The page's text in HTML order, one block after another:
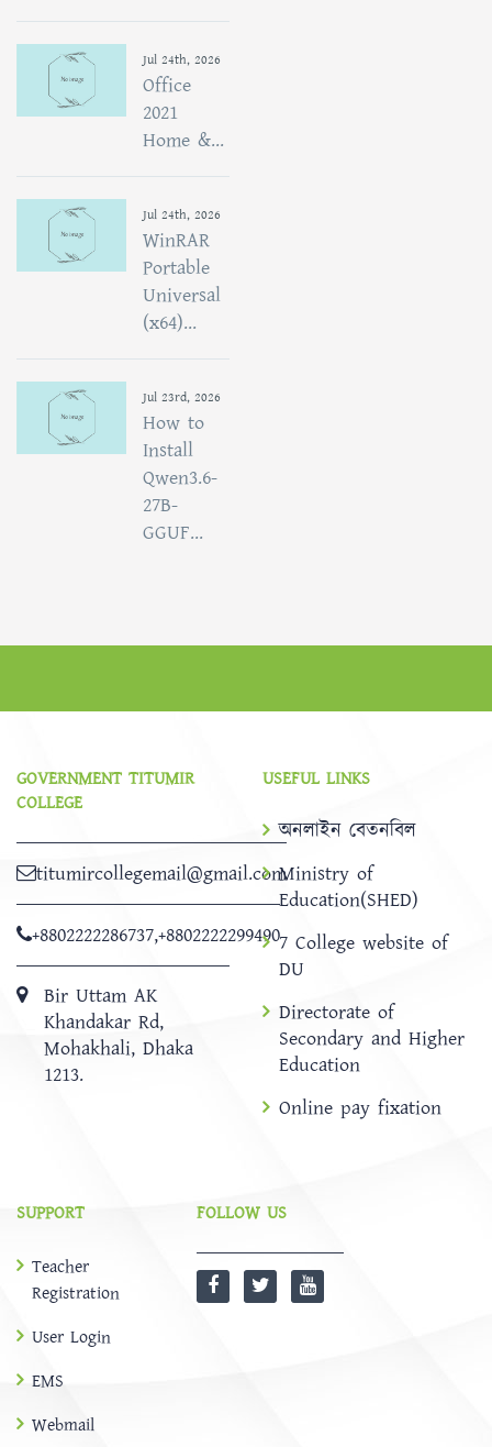
Jul 24th, 2026
Office
2021
Home &...
Jul 24th, 2026
WinRAR
Portable
Universal
(x64)...
Jul 23rd, 2026
How to
Install
Qwen3.6-
27B-
GGUF...
GOVERNMENT TITUMIR
COLLEGE
titumircollegemail@gmail.com
+8802222286737,+8802222299490
Bir Uttam AK
Khandakar Rd,
Mohakhali, Dhaka
1213.
USEFUL LINKS
অনলাইন বেতনবিল
Ministry of
Education(SHED)
7 College website of
DU
Directorate of
Secondary and Higher
Education
Online pay fixation
SUPPORT
Teacher
Registration
User Login
EMS
Webmail
FOLLOW US